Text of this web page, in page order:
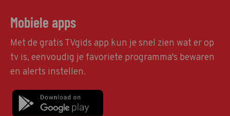
Mobiele apps
Met de gratis TVgids app kun je snel zien wat er op
tv is, eenvoudig je favoriete programma's bewaren
en alerts instellen.